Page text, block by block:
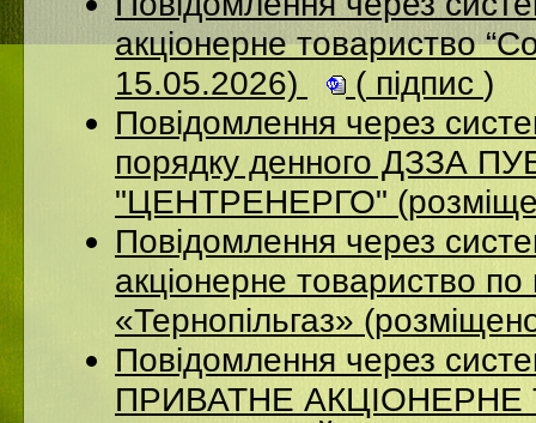
акціонерне товариство
15.05.2026)
( підпис )
Повідомлення через
порядку денного ДЗЗА
"ЦЕНТРЕНЕРГО"
Повідомлення через
акціонерне товариство по
«Тернопільгаз»
Повідомлення через
ПРИВАТНЕ АКЦIОНЕРНЕ